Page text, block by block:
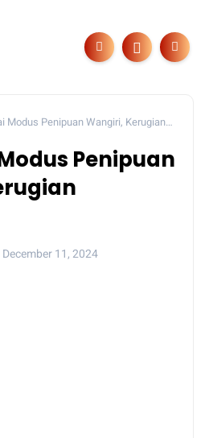
Modus Penipuan Wangiri, Kerugian
Penipuan
December 11, 2024